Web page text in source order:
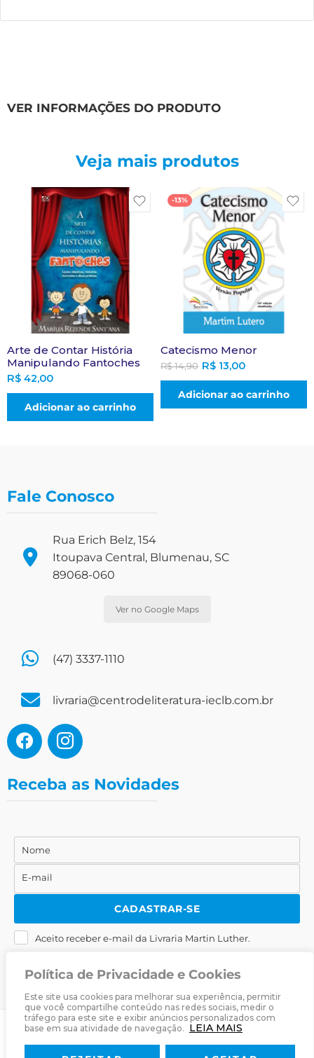
Política de Privacidade e Cookies
Este site usa cookies para melhorar sua experiência, permitir
que você compartilhe conteúdo nas redes sociais, medir o
tráfego para este site e exibir anúncios personalizados com
base em sua atividade de navegação. LEIA MAIS
VER INFORMAÇÕES DO PRODUTO
Veja mais produtos
Arte de Contar História
Manipulando Fantoches
R$ 42,00
Adicionar ao carrinho
-13%
Catecismo Menor
R$14,90 R$ 13,00
Adicionar ao carrinho
Fale Conosco
Rua Erich Belz, 154
Itoupava Central, Blumenau, SC
89068-060
Ver no Google Maps
(47) 3337-1110
livraria@centrodeliteratura-ieclb.com.br
Receba as Novidades
Nome
Nome
E-
mail
E-mail
CADASTRAR-SE
Aceito receber e-mail da Livraria Martin Luther.
Livraria Martin Luther· Desenvolvido porZwei Arts